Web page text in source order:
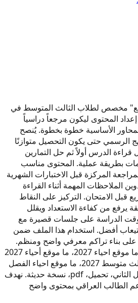
مخصص لطلاب الثالث المتوسط في
لسنة 2027. تم إعداد المحتوى ليكون مرجعاً دراسياً
الأساسية خطوة بخطوة. يُنصح
الرسمي حتى يكون التحصيل متوازنًا
الدرس أولاً ثم حل التمارين
بطريقة عملية. المحتوى مناسب
المركزة قبل الاختبارات الشهرية
الملاحظات المهمة أثناء القراءة
الامتحان. التركيز على النقاط
يرفع من كفاءة الاستعداد ويقلل
وقت الدراسة على جلسات قصيرة مع
أفضل. استخدام هذا الملف ضمن
على بناء تراكم معرفي واضح ومنظم.
كلمات مرتبطة بالمحتوى: ما موقع احياء 2027، ما موقع أحياء 2027
ملخص، ما موقع احياء الثالث متوسط 2027، ما موقع احياء الفصل
الأول، ما موقع احياء الفصل الثاني، تحميل، pdf، نسخة حديثة. نهدف
الطالب العراقي بمحتوى واضح